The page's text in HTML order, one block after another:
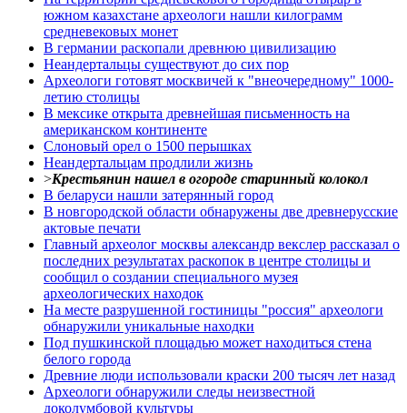
южном казахстане археологи нашли килограмм
средневековых монет
В германии раскопали древнюю цивилизацию
Неандертальцы существуют до сих пор
Археологи готовят москвичей к "внеочередному" 1000-
летию столицы
В мексике открыта древнейшая письменность на
американском континенте
Слоновый орел о 1500 перышках
Неандертальцам продлили жизнь
>Крестьянин нашел в огороде старинный колокол
В беларуси нашли затерянный город
В новгородской области обнаружены две древнерусские
актовые печати
Главный археолог москвы александр векслер рассказал о
последних результатах раскопок в центре столицы и
сообщил о создании специального музея
археологических находок
На месте разрушенной гостиницы "россия" археологи
обнаружили уникальные находки
Под пушкинской площадью может находиться стена
белого города
Древние люди использовали краски 200 тысяч лет назад
Археологи обнаружили следы неизвестной
доколумбовой культуры